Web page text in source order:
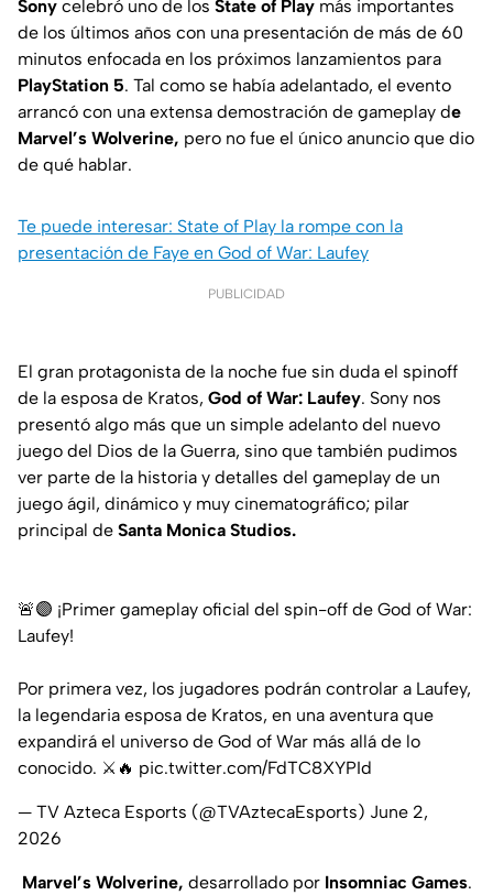
Sony celebró uno de los State of Play más importantes
de los últimos años con una presentación de más de 60
minutos enfocada en los próximos lanzamientos para
PlayStation 5. Tal como se había adelantado, el evento
arrancó con una extensa demostración de gameplay de
Marvel’s Wolverine, pero no fue el único anuncio que dio
de qué hablar.
Te puede interesar: State of Play la rompe con la
presentación de Faye en God of War: Laufey
PUBLICIDAD
El gran protagonista de la noche fue sin duda el spinoff
de la esposa de Kratos, God of War: Laufey. Sony nos
presentó algo más que un simple adelanto del nuevo
juego del Dios de la Guerra, sino que también pudimos
ver parte de la historia y detalles del gameplay de un
juego ágil, dinámico y muy cinematográfico; pilar
principal de Santa Monica Studios.
🚨🟣 ¡Primer gameplay oficial del spin-off de God of War:
Laufey!
Por primera vez, los jugadores podrán controlar a Laufey,
la legendaria esposa de Kratos, en una aventura que
expandirá el universo de God of War más allá de lo
conocido. ⚔️🔥 pic.twitter.com/FdTC8XYPId
— TV Azteca Esports (@TVAztecaEsports) June 2,
2026
Marvel’s Wolverine, desarrollado por Insomniac Games.